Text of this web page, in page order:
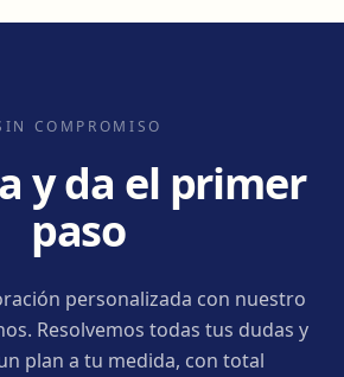
COMPROMISO
y da el primer
paso
personalizada con nuestro
Resolvemos todas tus dudas y
plan a tu medida, con total